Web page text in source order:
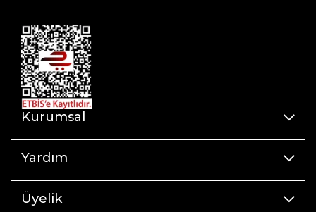
Kurumsal
Yardım
Üyelik